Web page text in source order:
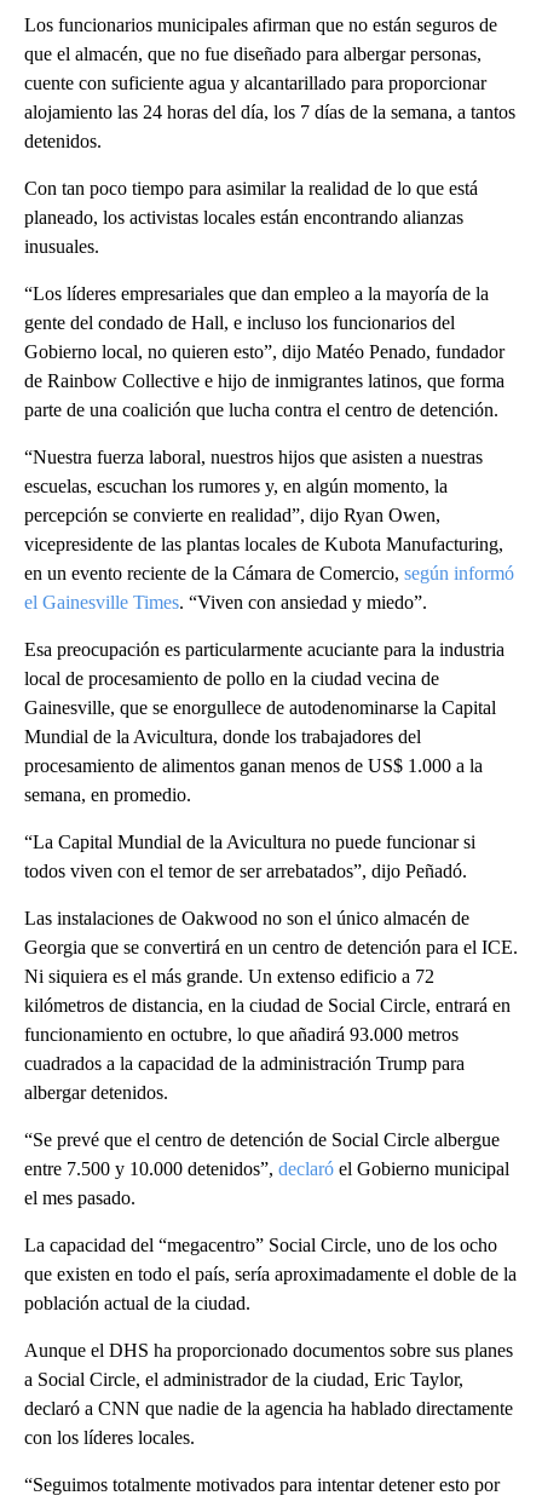
Los funcionarios municipales afirman que no están seguros de
que el almacén, que no fue diseñado para albergar personas,
cuente con suficiente agua y alcantarillado para proporcionar
alojamiento las 24 horas del día, los 7 días de la semana, a tantos
detenidos.
Con tan poco tiempo para asimilar la realidad de lo que está
planeado, los activistas locales están encontrando alianzas
inusuales.
“Los líderes empresariales que dan empleo a la mayoría de la
gente del condado de Hall, e incluso los funcionarios del
Gobierno local, no quieren esto”, dijo Matéo Penado, fundador
de Rainbow Collective e hijo de inmigrantes latinos, que forma
parte de una coalición que lucha contra el centro de detención.
“Nuestra fuerza laboral, nuestros hijos que asisten a nuestras
escuelas, escuchan los rumores y, en algún momento, la
percepción se convierte en realidad”, dijo Ryan Owen,
vicepresidente de las plantas locales de Kubota Manufacturing,
en un evento reciente de la Cámara de Comercio, según informó
el Gainesville Times. “Viven con ansiedad y miedo”.
Esa preocupación es particularmente acuciante para la industria
local de procesamiento de pollo en la ciudad vecina de
Gainesville, que se enorgullece de autodenominarse la Capital
Mundial de la Avicultura, donde los trabajadores del
procesamiento de alimentos ganan menos de US$ 1.000 a la
semana, en promedio.
“La Capital Mundial de la Avicultura no puede funcionar si
todos viven con el temor de ser arrebatados”, dijo Peñadó.
Las instalaciones de Oakwood no son el único almacén de
Georgia que se convertirá en un centro de detención para el ICE.
Ni siquiera es el más grande. Un extenso edificio a 72
kilómetros de distancia, en la ciudad de Social Circle, entrará en
funcionamiento en octubre, lo que añadirá 93.000 metros
cuadrados a la capacidad de la administración Trump para
albergar detenidos.
“Se prevé que el centro de detención de Social Circle albergue
entre 7.500 y 10.000 detenidos”, declaró el Gobierno municipal
el mes pasado.
La capacidad del “megacentro” Social Circle, uno de los ocho
que existen en todo el país, sería aproximadamente el doble de la
población actual de la ciudad.
Aunque el DHS ha proporcionado documentos sobre sus planes
a Social Circle, el administrador de la ciudad, Eric Taylor,
declaró a CNN que nadie de la agencia ha hablado directamente
con los líderes locales.
“Seguimos totalmente motivados para intentar detener esto por